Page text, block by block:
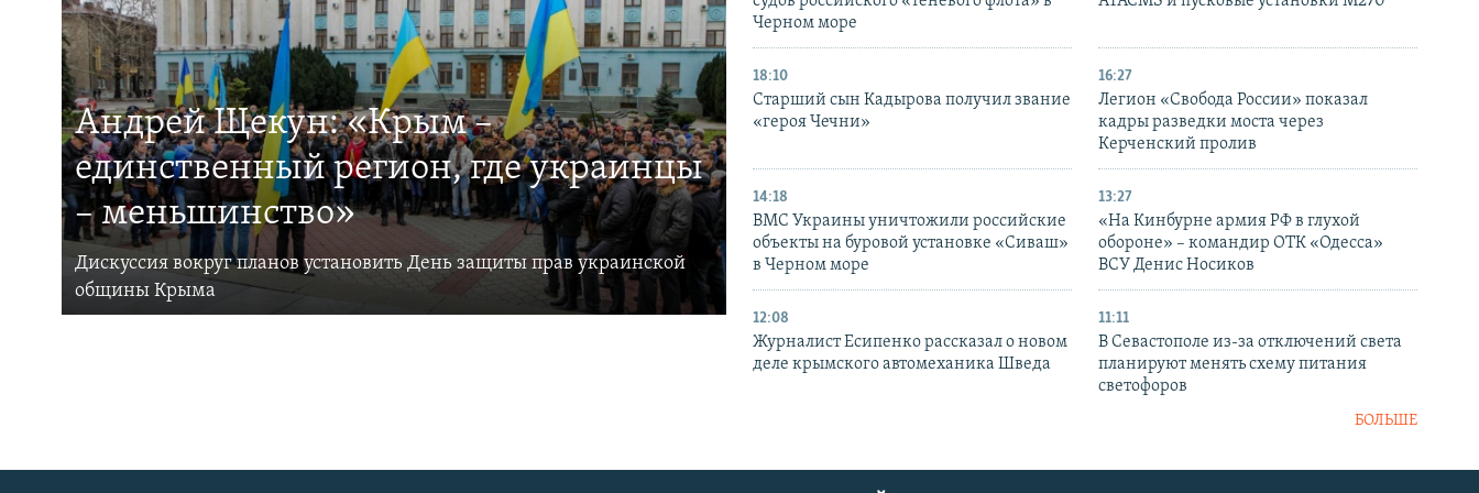
Андрей Щекун: «Крым –
единственный регион, где украинцы
– меньшинство»
Дискуссия вокруг планов установить День защиты прав украинской
общины Крыма
Черном море
18:10
Старший сын Кадырова получил звание
«героя Чечни»
16:27
Легион «Свобода России» показал
кадры разведки моста через
Керченский пролив
14:18
ВМС Украины уничтожили российские
объекты на буровой установке «Сиваш»
в Черном море
13:27
«На Кинбурне армия РФ в глухой
обороне» – командир ОТК «Одесса»
ВСУ Денис Носиков
12:08
Журналист Есипенко рассказал о новом
деле крымского автомеханика Шведа
11:11
В Севастополе из-за отключений света
планируют менять схему питания
светофоров
БОЛЬШЕ